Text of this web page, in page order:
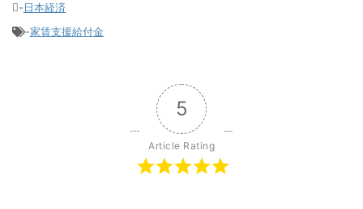
-日本経済
-家賃支援給付金
5
Article Rating